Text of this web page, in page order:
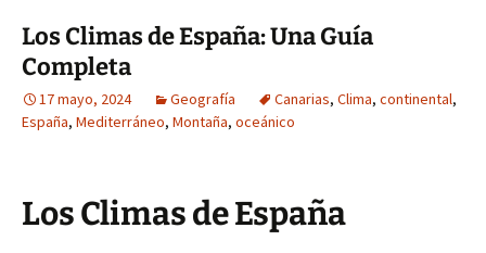
Los Climas de España: Una Guía
Completa
17 mayo, 2024 Geografía Canarias, Clima, continental,
España, Mediterráneo, Montaña, oceánico
Los Climas de España